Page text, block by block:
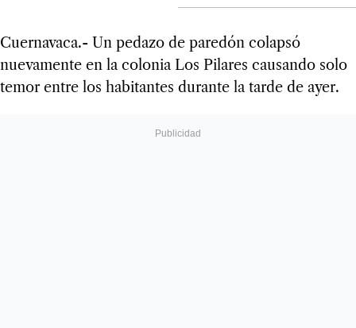
Cuernavaca.- Un pedazo de paredón colapsó
nuevamente en la colonia Los Pilares causando solo
temor entre los habitantes durante la tarde de ayer.